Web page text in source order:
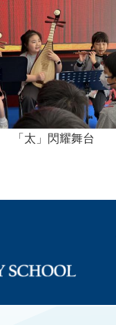
「太」閃耀舞台